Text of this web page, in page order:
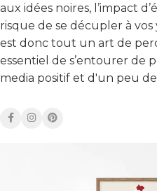
aux idées noires, l’impact
risque de se décupler à vos
est donc tout un art de
essentiel de s’entourer de
media positif et d'un peu